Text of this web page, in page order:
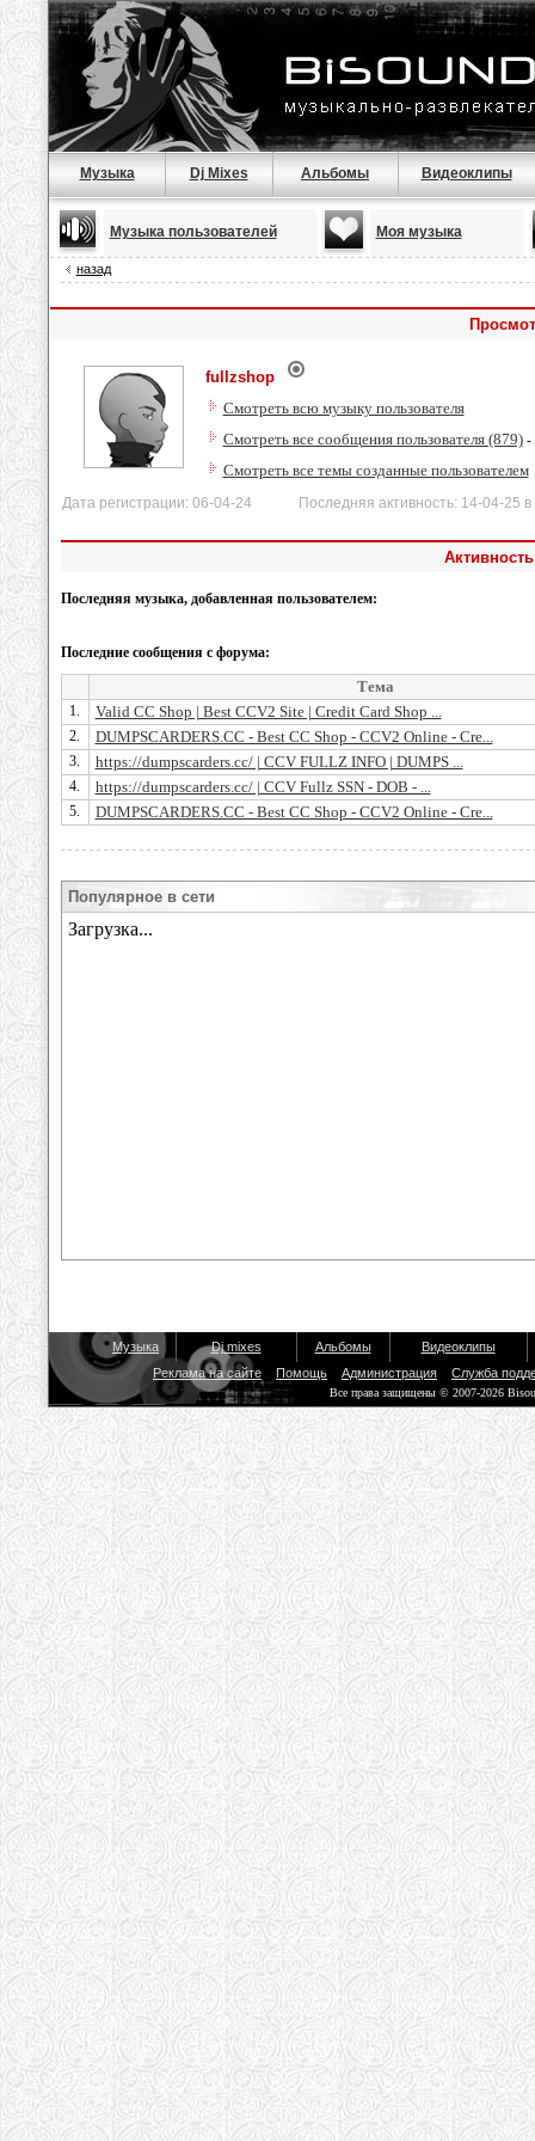
Музыка Dj Mixes Альбомы Видеоклипы
Музыка пользователей Моя музыка
назад
fullzshop
Смотреть всю музыку пользователя
Смотреть все сообщения пользователя (879)-
Смотреть все темы созданные пользователем
Дата регистрации: 06-04-24 Последняя активность: 14-04-25 в
Последняя музыка, добавленная пользователем:
Последние сообщения с форума:
Тема
1. Valid CC Shop | Best CCV2 Site | Credit Card Shop ...
2. DUMPSCARDERS.CC - Best CC Shop - CCV2 Online - Cre...
3. https://dumpscarders.cc/ | CCV FULLZ INFO | DUMPS ...
4. https://dumpscarders.cc/ | CCV Fullz SSN - DOB - ...
5. DUMPSCARDERS.CC - Best CC Shop - CCV2 Online - Cre...
Популярное в сети
Музыка Dj mixes Альбомы
Видеоклипы
Реклама на сайте
Помощь Администрация Служба
Все права защищены © 2007-2026